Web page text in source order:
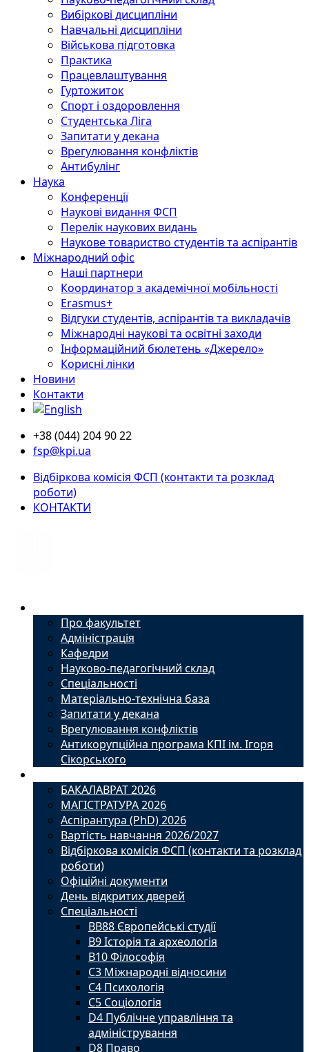
Вибіркові дисципліни
Навчальні дисципліни
Військова підготовка
Практика
Працевлаштування
Гуртожиток
Спорт і оздоровлення
Студентська Ліга
Запитати у декана
Врегулювання конфліктів
Антибулінг
Наука
Конференції
Наукові видання ФСП
Перелік наукових видань
Наукове товариство студентів та аспірантів
Міжнародний офіс
Наші партнери
Координатор з академічної мобільності
Erasmus+
Відгуки студентів, аспірантів та викладачів
Міжнародні наукові та освітні заходи
Інформаційний бюлетень «Джерело»
Корисні лінки
Новини
Контакти
+38 (044) 204 90 22
fsp@kpi.ua
Відбіркова комісія ФСП (контакти та розклад
роботи)
КОНТАКТИ
Про факультет
Адміністрація
Кафедри
Науково-педагогічний склад
Спеціальності
Матеріально-технічна база
Запитати у декана
Врегулювання конфліктів
Антикорупційна програма КПІ ім. Ігоря
Сікорського
БАКАЛАВРАТ 2026
МАГІСТРАТУРА 2026
Аспірантура (PhD) 2026
Вартість навчання 2026/2027
Відбіркова комісія ФСП (контакти та розклад
роботи)
Офіційні документи
День відкритих дверей
Спеціальності
BВ88 Європейські студії
B9 Історія та археологія
B10 Філософія
C3 Міжнародні відносини
C4 Психологія
С5 Соціологія
D4 Публічне управління та
адміністрування
D8 Право